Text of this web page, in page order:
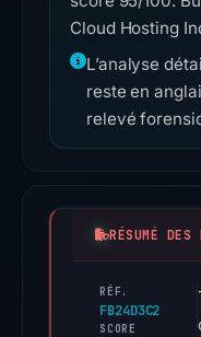
Cloud Hosting
L’analyse
reste en
relevé
RÉSUMÉ DES
RÉF.
FB24D3C2
SCORE